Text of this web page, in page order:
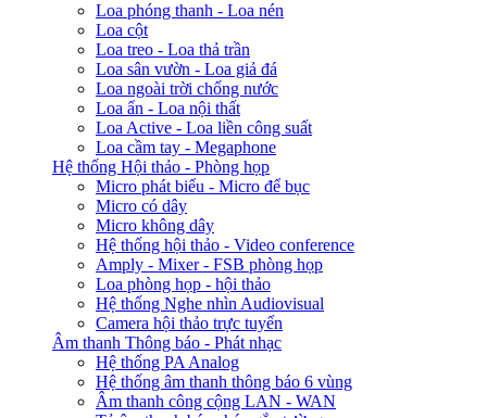
Loa phóng thanh - Loa nén
Loa cột
Loa treo - Loa thả trần
Loa sân vườn - Loa giả đá
Loa ngoài trời chống nước
Loa ẩn - Loa nội thất
Loa Active - Loa liền công suất
Loa cầm tay - Megaphone
Hệ thống Hội thảo - Phòng họp
Micro phát biểu - Micro để bục
Micro có dây
Micro không dây
Hệ thống hội thảo - Video conference
Amply - Mixer - FSB phòng họp
Loa phòng họp - hội thảo
Hệ thống Nghe nhìn Audiovisual
Camera hội thảo trực tuyến
Âm thanh Thông báo - Phát nhạc
Hệ thống PA Analog
Hệ thống âm thanh thông báo 6 vùng
Âm thanh công cộng LAN - WAN